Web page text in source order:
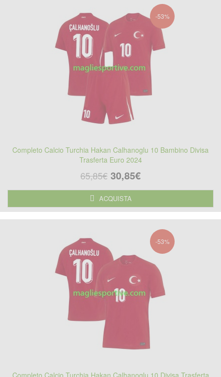
-53%
Completo Calcio Turchia Hakan Calhanoglu 10 Bambino Divisa
Trasferta Euro 2024
65,85€ 30,85€
ACQUISTA
-53%
Completo Calcio Turchia Hakan Calhanoglu 10 Divisa Trasferta